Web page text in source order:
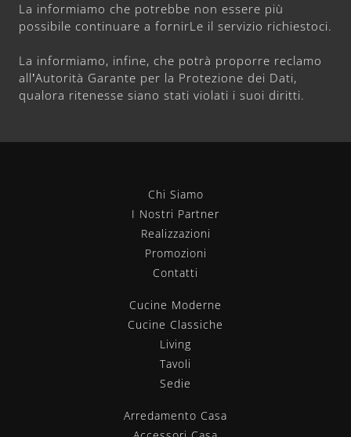
La informiamo che potrebbe non essere più
possibile continuare a fornirLe il servizio richiestoci.
La informiamo, infine, che potrà proporre reclamo
all’Autorità Garante per la Protezione dei Dati,
qualora ritenesse siano stati violati i suoi diritti.
Chi Siamo
I Nostri Partner
Realizzazioni
Promozioni
Contatti
Cucine Moderne
Cucine Classiche
Living
Tavoli
Sedie
Arredamento Casa